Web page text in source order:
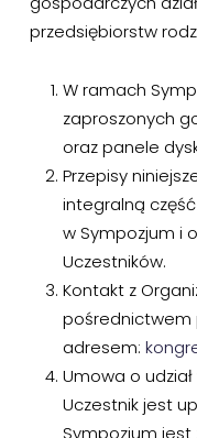
przedsiębiorstw
W ramach
zaproszonych
oraz panele
Przepisy
integralną
w Sympozjum i
Uczestników.
Kontakt z
pośrednictwem
adresem:
Umowa o
Uczestnik jest
Sympozjum jest